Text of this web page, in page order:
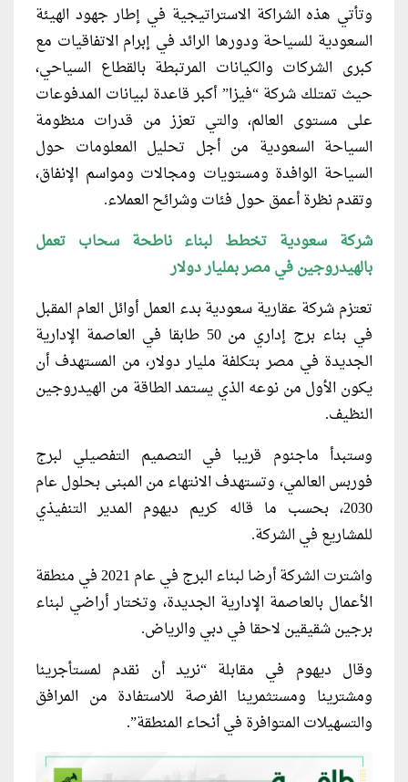
وتأتي هذه الشراكة الاستراتيجية في إطار جهود الهيئة
السعودية للسياحة ودورها الرائد في إبرام الاتفاقيات مع
كبرى الشركات والكيانات المرتبطة بالقطاع السياحي،
حيث تمتلك شركة “فيزا” أكبر قاعدة لبيانات المدفوعات
على مستوى العالم، والتي تعزز من قدرات منظومة
السياحة السعودية من أجل تحليل المعلومات حول
السياحة الوافدة ومستويات ومجالات ومواسم الإنفاق،
وتقدم نظرة أعمق حول فئات وشرائح العملاء.
شركة سعودية تخطط لبناء ناطحة سحاب تعمل
بالهيدروجين في مصر بمليار دولار
تعتزم شركة عقارية سعودية بدء العمل أوائل العام المقبل
في بناء برج إداري من 50 طابقا في العاصمة الإدارية
الجديدة في مصر بتكلفة مليار دولار، من المستهدف أن
يكون الأول من نوعه الذي يستمد الطاقة من الهيدروجين
النظيف.
وستبدأ ماجنوم قريبا في التصميم التفصيلي لبرج
فوربس العالمي، وتستهدف الانتهاء من المبنى بحلول عام
2030، بحسب ما قاله كريم ديهوم المدير التنفيذي
للمشاريع في الشركة.
واشترت الشركة أرضا لبناء البرج في عام 2021 في منطقة
الأعمال بالعاصمة الإدارية الجديدة، وتختار أراضي لبناء
برجين شقيقين لاحقا في دبي والرياض.
وقال ديهوم في مقابلة “نريد أن نقدم لمستأجرينا
ومشترينا ومستثمرينا الفرصة للاستفادة من المرافق
والتسهيلات المتوافرة في أنحاء المنطقة”.